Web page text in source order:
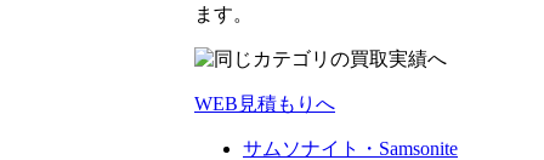
ます。
WEB見積もりへ
サムソナイト・Samsonite